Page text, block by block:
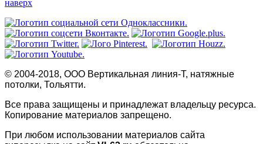
наверх
© 2004-2018, ООО Вертикальная линия-Т, натяжные
потолки, Тольятти.
Все права защищены и принадлежат владельцу ресурса.
Копирование материалов запрещено.
При любом использовании материалов сайта